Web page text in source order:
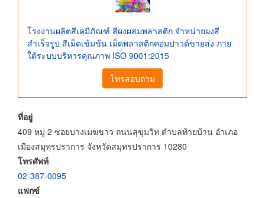
โรงงานผลิตสีเคมีภัณฑ์ สีผงผสมพลาสติก จำหน่ายผงสี
สำเร็จรูป สีเม็ดเข้มข้น เม็ดพลาสติกคอมปาวด์ขายส่ง ภาย
ใต้ระบบบริหารคุณภาพ ISO 9001:2015
โทรสอบถาม
ที่อยู่
409 หมู่ 2 ซอยบางเมฆขาว ถนนสุขุมวิท ตำบลท้ายบ้าน อำเภอ
เมืองสมุทรปราการ จังหวัดสมุทรปราการ 10280
โทรศัพท์
02-387-0095
แฟกซ์